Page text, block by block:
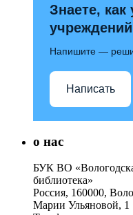
Знаете,
Напишите —
Написать
о нас
БУК ВО
библиотека»
Россия, 160000,
Марии Ульяновой, 1